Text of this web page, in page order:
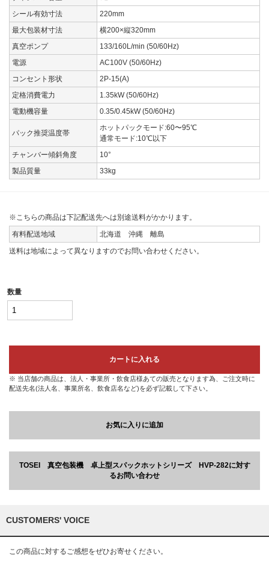
シール有効寸法
220mm
最大包装材寸法
横200×縦320mm
真空ポンプ
133/160L/min (50/60Hz)
電源
AC100V (50/60Hz)
コンセント形状
2P-15(A)
定格消費電力
1.35kW (50/60Hz)
電動機容量
0.35/0.45kW (50/60Hz)
パック推奨温度帯
ホットパックモード:60〜95℃
通常モード:10℃以下
チャンバー傾斜角度
10°
製品質量
33kg
※こちらの商品は下記配送先へは別途送料がかかります。
有料配送地域
北海道 沖縄 離島
送料は地域によって異なりますのでお問い合わせください。
数量
カートに入れる
※ 当店舗の商品は、法人・事業所・飲食店様あての販売となります為、ご注文時に
配送先名(法人名、事業所名、飲食店名など)を必ず記載して下さい。
お気に入りに追加
TOSEI 真空包装機 卓上型スパックホットシリーズ HVP-282に対す
るお問い合わせ
CUSTOMERS' VOICE
この商品に対するご感想をぜひお寄せください。